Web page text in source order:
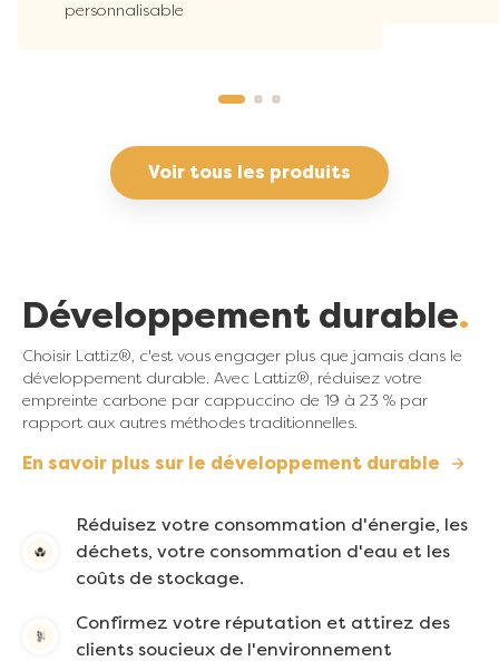
personnalisable
Voir tous les produits
Développement durable
Choisir Lattiz®, c'est vous engager plus que jamais dans le
développement durable. Avec Lattiz®, réduisez votre
empreinte carbone par cappuccino de 19 à 23 % par
rapport aux autres méthodes traditionnelles.
En savoir plus sur le développement durable
Réduisez votre consommation d'énergie, les
déchets, votre consommation d'eau et les
coûts de stockage.
Confirmez votre réputation et attirez des
clients soucieux de l'environnement